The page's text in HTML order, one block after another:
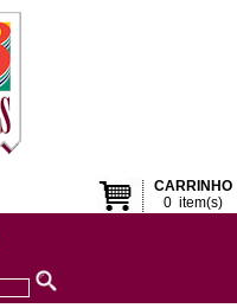
CARRINHO
0item(s)